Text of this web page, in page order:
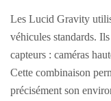
Les Lucid Gravity
véhicules standards.
capteurs : caméras
Cette combinaison
précisément son